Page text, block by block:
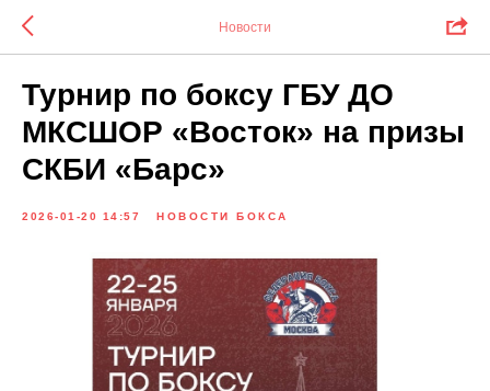
Новости
Турнир по боксу ГБУ ДО
МКСШОР «Восток» на призы
СКБИ «Барс»
2026-01-20 14:57 НОВОСТИ БОКСА